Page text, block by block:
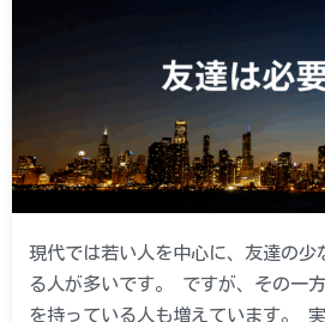
現代では若い人を中心に、友達の少
る人が多いです。 ですが、その一
を持っている人も増えています。